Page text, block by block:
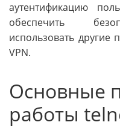
аутентификацию
обеспечить
использовать другие
VPN.
Основные
работы